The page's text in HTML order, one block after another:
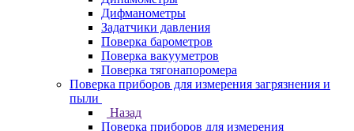
Дифманометры
Задатчики давления
Поверка барометров
Поверка вакууметров
Поверка тягонапоромера
Поверка приборов для измерения загрязнения и
пыли
Назад
Поверка приборов для измерения